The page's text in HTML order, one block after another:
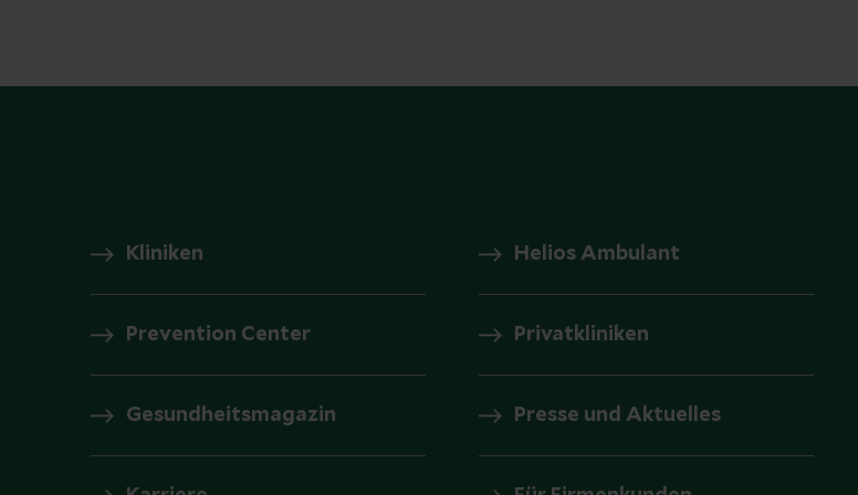
Kliniken Helios Ambulant
Prevention Center Privatkliniken
Gesundheitsmagazin Presse und Aktuelles